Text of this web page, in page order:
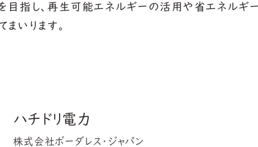
目指し、再生可能エネルギーの活用や省エネルギ
いります。
ハチドリ電力
株式会社ボーダレス・ジャパン